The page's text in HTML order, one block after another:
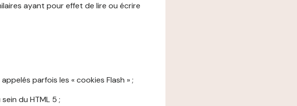
ayant pour effet de lire ou écrire
parfois les « cookies Flash » ;
du HTML 5 ;